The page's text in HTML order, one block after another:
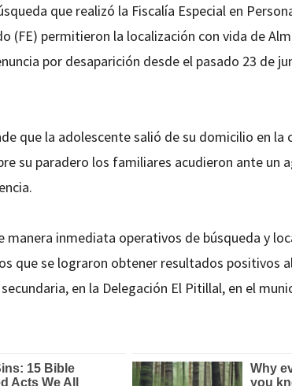
que realizó la Fiscalía Especial en
(FE) permitieron la localización con vida de
por desaparición desde el pasado 23 de
que la adolescente salió de su domicilio en la
su paradero los familiares acudieron ante un
manera inmediata operativos de búsqueda y
que se lograron obtener resultados positivos
en la Delegación El Pitillal, en el